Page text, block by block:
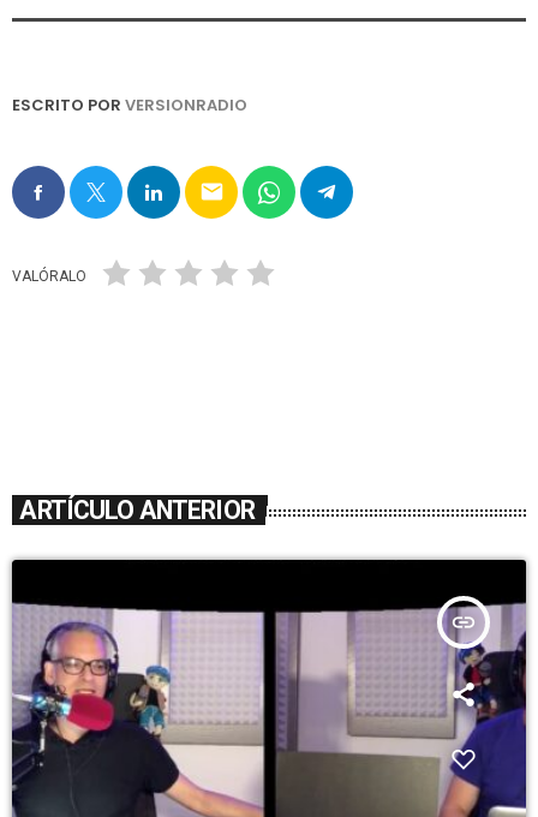
ESCRITO POR VERSIONRADIO
email
VALÓRALO
ARTÍCULO ANTERIOR
insert_link